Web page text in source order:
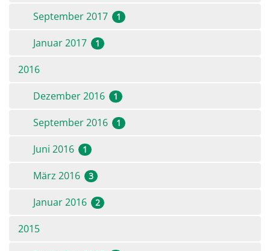
September 2017 1
Januar 2017 1
2016
Dezember 2016
1
September 2016 1
Juni 2016 1
März 2016 3
Januar 2016 2
2015